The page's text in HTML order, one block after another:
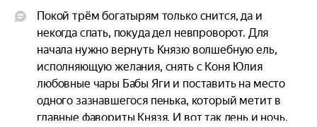
Покой трём богатырям только снится, да и
некогда спать, покуда дел невпроворот. Для
начала нужно вернуть Князю волшебную ель,
исполняющую желания, снять с Коня Юлия
любовные чары Бабы Яги и поставить на место
одного зазнавшегося пенька, который метит в
главные фавориты Князя. И вот так день и ночь,